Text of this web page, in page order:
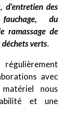
d’entretien des
du
ramassage de
déchets verts.
avec
nous
et une